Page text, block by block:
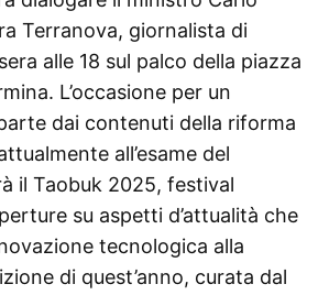
Terranova, giornalista di
alle 18 sul palco della piazza
L’occasione per un
dai contenuti della riforma
all’esame del
il Taobuk 2025, festival
su aspetti d’attualità che
tecnologica alla
di quest’anno, curata dal